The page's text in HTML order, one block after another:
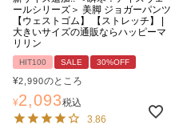
ールシリーズ＞ 美脚 ジョガーパンツ
【ウェストゴム】 【ストレッチ】 |
大きいサイズの通販ならハッピーマ
リリン
HIT100 SALE 30%OFF
¥2,990のところ
¥2,093税込
3.86